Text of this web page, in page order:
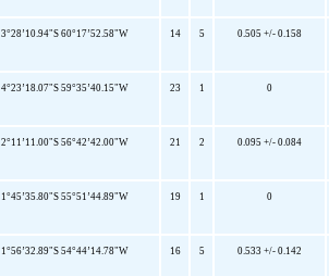
3°28’10.94"S 60°17’52.58"W 14 5 0.505 +/- 0.158
4°23’18.07"S 59°35’40.15"W 23 1 0
2°11’11.00"S 56°42’42.00"W 21 2 0.095 +/- 0.084
1°45’35.80"S 55°51’44.89"W 19 1 0
1°56’32.89"S 54°44’14.78"W 16 5 0.533 +/- 0.142